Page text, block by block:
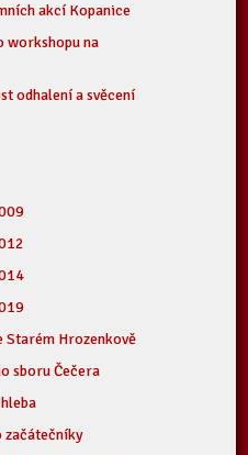
akcí Kopanice
workshopu na
odhalení a svěcení
Starém Hrozenkově
sboru Čečera
začátečníky